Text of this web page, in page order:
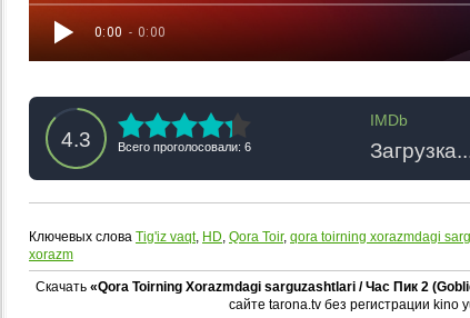
0:00 - 0:00
4.3 Всего проголосовали: 6
IMDb
Ключевых слова Tig'iz vaqt, HD, Qora Toir, qora toirning xorazmdagi
xorazm
Скачать «Qora Toirning Xorazmdagi sarguzashtlari / Час Пик 2
сайте tarona.tv без регистрации kino